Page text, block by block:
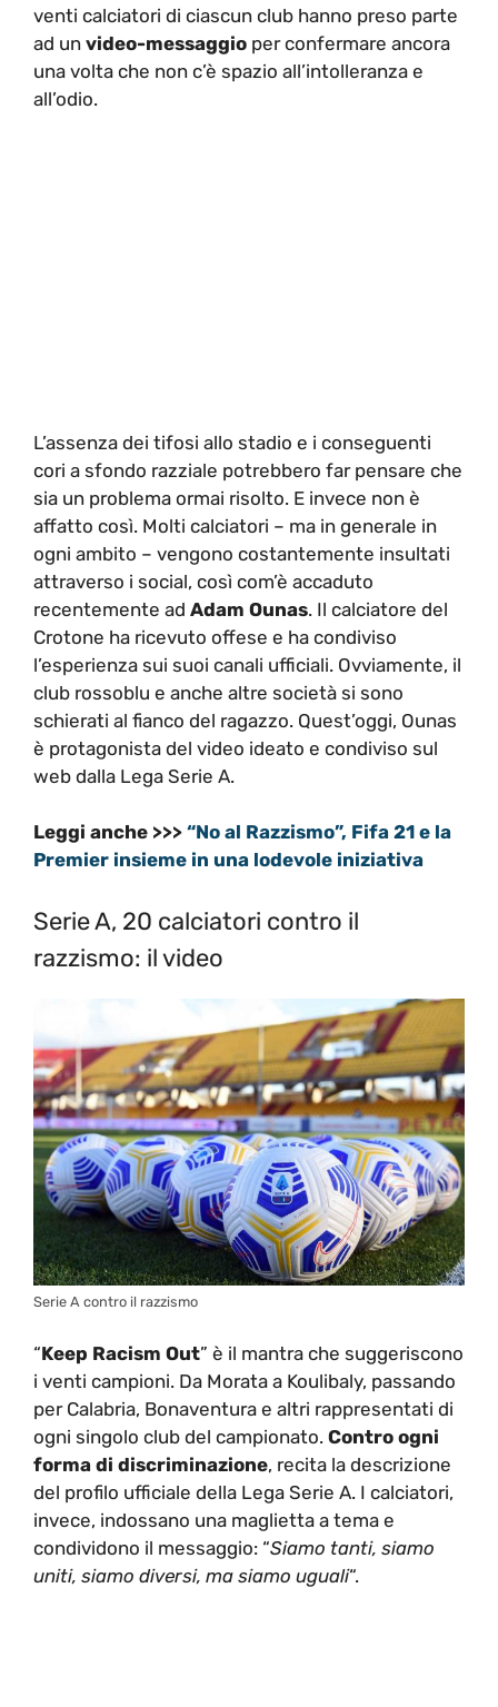
venti calciatori di ciascun club hanno preso parte
ad un video-messaggio per confermare ancora
una volta che non c’è spazio all’intolleranza e
all’odio.
L’assenza dei tifosi allo stadio e i conseguenti
cori a sfondo razziale potrebbero far pensare che
sia un problema ormai risolto. E invece non è
affatto così. Molti calciatori – ma in generale in
ogni ambito – vengono costantemente insultati
attraverso i social, così com’è accaduto
recentemente ad Adam Ounas. Il calciatore del
Crotone ha ricevuto offese e ha condiviso
l’esperienza sui suoi canali ufficiali. Ovviamente, il
club rossoblu e anche altre società si sono
schierati al fianco del ragazzo. Quest’oggi, Ounas
è protagonista del video ideato e condiviso sul
web dalla Lega Serie A.
Leggi anche >>> “No al Razzismo”, Fifa 21 e la
Premier insieme in una lodevole iniziativa
Serie A, 20 calciatori contro il
razzismo: il video
Serie A contro il razzismo
“Keep Racism Out” è il mantra che suggeriscono
i venti campioni. Da Morata a Koulibaly, passando
per Calabria, Bonaventura e altri rappresentati di
ogni singolo club del campionato. Contro ogni
forma di discriminazione, recita la descrizione
del profilo ufficiale della Lega Serie A. I calciatori,
invece, indossano una maglietta a tema e
condividono il messaggio: “Siamo tanti, siamo
uniti, siamo diversi, ma siamo uguali“.